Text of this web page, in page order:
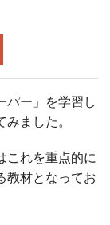
パー」を学習し
ました。
これを重点的に
教材となってお